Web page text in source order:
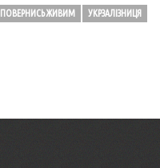
ПОВЕРНИСЬ ЖИВИМ УКРЗАЛІЗНИЦЯ